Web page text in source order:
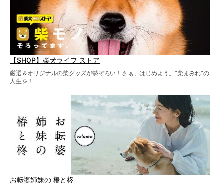
【SHOP】柴犬ライフ ストア
厳選＆オリジナルの柴グッズが勢ぞろい！さぁ、はじめよう。“柴まみれ”の
人生を！
お転婆姉妹の 椿と柊